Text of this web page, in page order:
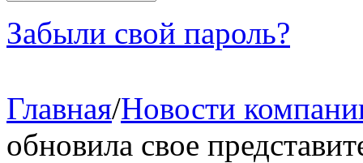
Забыли свой пароль?
Главная/Новости
обновила свое